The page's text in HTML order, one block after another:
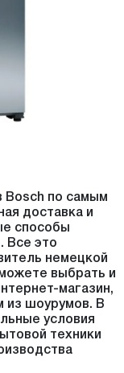
Bosch по самым
доставка и
способы
Все это
немецкой
выбрать и
магазин,
из шоурумов. В
условия
техники